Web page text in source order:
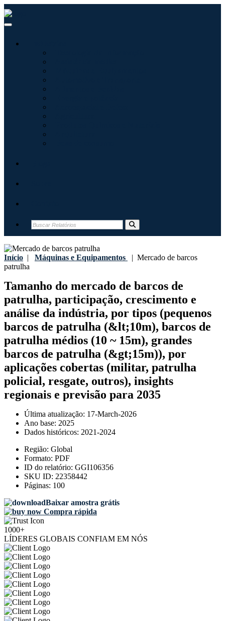
Início | Máquinas e Equipamentos | Mercado de barcos
patrulha
Tamanho do mercado de barcos de
patrulha, participação, crescimento e
análise da indústria, por tipos (pequenos
barcos de patrulha (&lt;10m), barcos de
patrulha médios (10 ~ 15m), grandes
barcos de patrulha (&gt;15m)), por
aplicações cobertas (militar, patrulha
policial, resgate, outros), insights
regionais e previsão para 2035
Última atualização: 17-March-2026
Ano base: 2025
Dados históricos: 2021-2024
Região: Global
Formato: PDF
ID do relatório: GGI106356
SKU ID: 22358442
Páginas: 100
Baixar amostra grátis
Compra rápida
1000+
LÍDERES GLOBAIS CONFIAM EM NÓS